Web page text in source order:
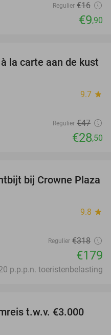
Regulier €16
€9,90
39%
la carte aan de kust
9.7 star
Regulier €47
€28,50
44%
bij Crowne Plaza
9.8 star
Regulier €318
€179
p.p.p.n. toeristenbelasting
t.w.v. €3.000